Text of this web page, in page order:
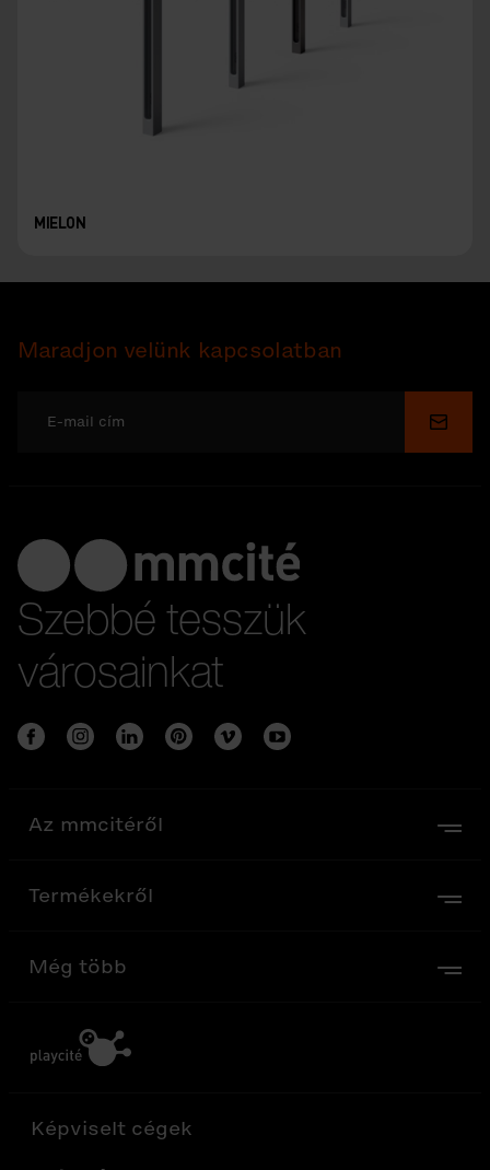
MIELON
Maradjon velünk kapcsolatban
Szebbé tesszük
városainkat
Az mmcitéről
Termékekről
Még több
Képviselt cégek